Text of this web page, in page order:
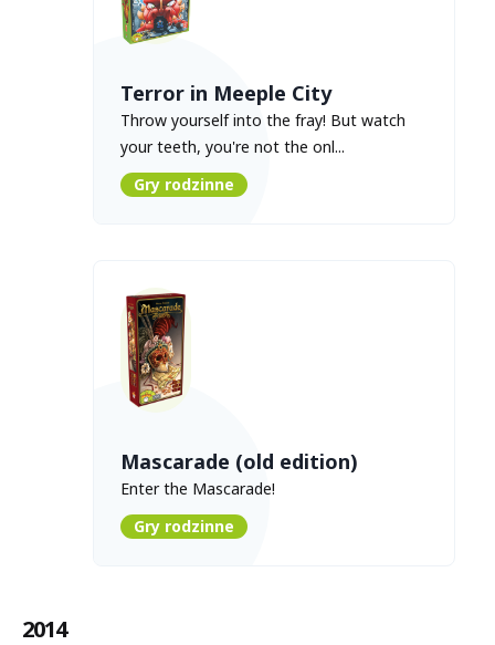
Terror in Meeple City
Throw yourself into the fray! But watch
your teeth, you're not the onl...
Gry rodzinne
Mascarade (old edition)
Enter the Mascarade!
Gry rodzinne
2014